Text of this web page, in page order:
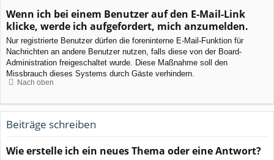
Wenn ich bei einem Benutzer auf den E-Mail-Link
klicke, werde ich aufgefordert, mich anzumelden.
Nur registrierte Benutzer dürfen die foreninterne E-Mail-Funktion für
Nachrichten an andere Benutzer nutzen, falls diese von der Board-
Administration freigeschaltet wurde. Diese Maßnahme soll den
Missbrauch dieses Systems durch Gäste verhindern.
Nach oben
Beiträge schreiben
Wie erstelle ich ein neues Thema oder eine Antwort?